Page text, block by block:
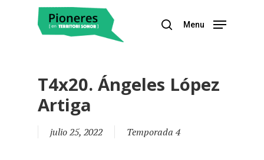
Menu
T4x20. Ángeles López
Artiga
julio 25, 2022 Temporada 4